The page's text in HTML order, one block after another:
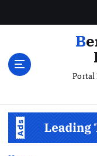
Berita Seputar
Portal